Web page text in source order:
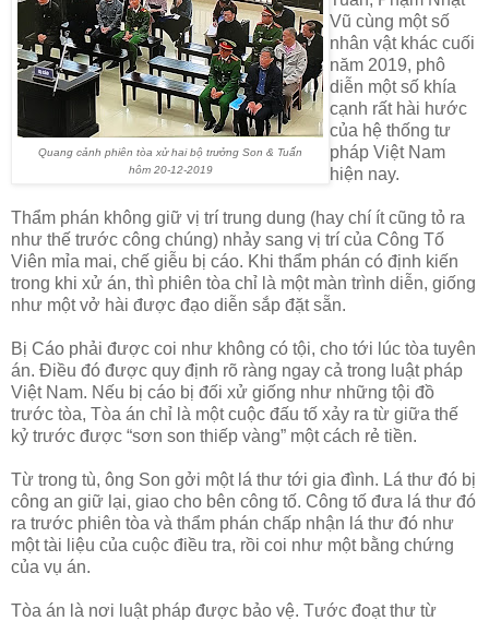
Quang cảnh phiên tòa xử hai bộ trưởng Son & Tuấn
hôm 20-12-2019
Vũ cùng một số
nhân vật khác cuối
năm 2019, phô
diễn một số khía
cạnh rất hài hước
của hệ thống tư
pháp Việt Nam
hiện nay.
Thẩm phán không giữ vị trí trung dung (hay chí ít cũng tỏ ra
như thế trước công chúng) nhảy sang vị trí của Công Tố
Viên mỉa mai, chế giễu bị cáo. Khi thẩm phán có định kiến
trong khi xử án, thì phiên tòa chỉ là một màn trình diễn, giống
như một vở hài được đạo diễn sắp đặt sẵn.
Bị Cáo phải được coi như không có tội, cho tới lúc tòa tuyên
án. Điều đó được quy định rõ ràng ngay cả trong luật pháp
Việt Nam. Nếu bị cáo bị đối xử giống như những tội đồ
trước tòa, Tòa án chỉ là một cuộc đấu tố xảy ra từ giữa thế
kỷ trước được “sơn son thiếp vàng” một cách rẻ tiền.
Từ trong tù, ông Son gởi một lá thư tới gia đình. Lá thư đó bị
công an giữ lại, giao cho bên công tố. Công tố đưa lá thư đó
ra trước phiên tòa và thẩm phán chấp nhận lá thư đó như
một tài liệu của cuộc điều tra, rồi coi như một bằng chứng
của vụ án.
Tòa án là nơi luật pháp được bảo vệ. Tước đoạt thư từ